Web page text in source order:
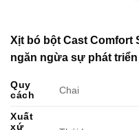
Xịt bó bột Cast Comfort
ngăn ngừa sự phát
Quy
cách
Chai
Xuất
xứ